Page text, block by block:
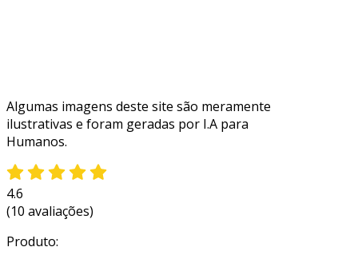
Algumas imagens deste site são meramente
ilustrativas e foram geradas por I.A para
Humanos.
4.6
(10 avaliações)
Produto: